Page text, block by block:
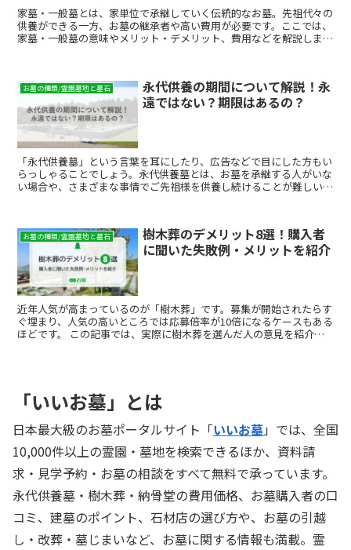
家墓・一般墓とは、家単位で承継していく伝統的なお墓。先祖代々の
供養ができる一方、お墓の継承者や高い費用が必要です。ここでは、
家墓・一般墓の意味やメリット・デメリット、費用などを解説しま
お墓の種類/霊園墓地と墓石
永代供養の期間について解説！永
遠ではない？期限はあるの？
「永代供養墓」という言葉を耳にしたり、広告などで目にした方もい
らっしゃることでしょう。永代供養墓とは、お墓を承継する人がいな
い場合や、さまざまな事情でご先祖様を供養し続けることが難しい場
お墓の種類/霊園墓地と墓石
樹木葬のデメリット8選！購入者
に聞いた失敗例・メリットを紹介
近年人気が高まっているのが「樹木葬」です。募集が開始されたらす
ぐ埋まり、人気の高いところでは応募倍率が10倍になるケースもある
ほどです。 この記事では、実際に樹木葬を選んだ人の意見を紹介し
「いいお墓」とは
日本最大級のお墓ポータルサイト「いいお墓」では、全国
10,000件以上の霊園・墓地を検索できるほか、資料請
求・見学予約・お墓の相談をすべて無料で承っています。
永代供養墓・樹木葬・納骨堂の費用価格、お墓購入者の口
コミ、建墓のポイント、石材店の選び方や、お墓の引越
し・改葬・墓じまいなど、お墓に関する情報も満載。霊